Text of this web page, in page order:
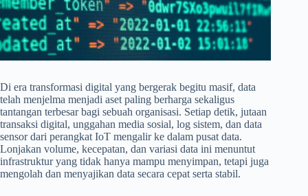
Di era transformasi digital yang bergerak begitu masif, data
telah menjelma menjadi aset paling berharga sekaligus
tantangan terbesar bagi sebuah organisasi. Setiap detik, jutaan
transaksi digital, unggahan media sosial, log sistem, dan data
sensor dari perangkat IoT mengalir ke dalam pusat data.
Lonjakan volume, kecepatan, dan variasi data ini menuntut
infrastruktur yang tidak hanya mampu menyimpan, tetapi juga
mengolah dan menyajikan data secara cepat serta stabil.